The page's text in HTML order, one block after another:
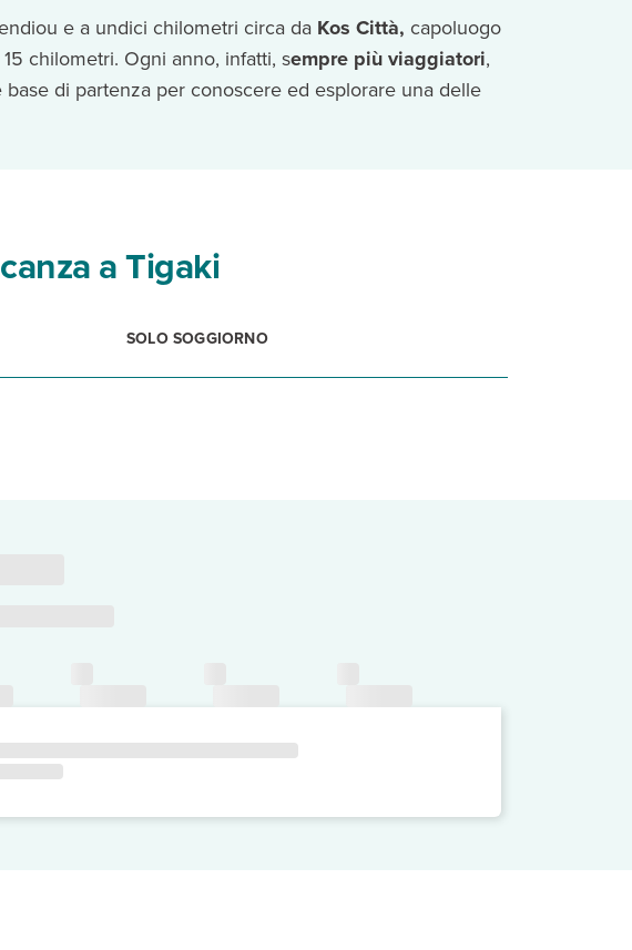
e a undici chilometri circa da Kos Città, capoluogo
chilometri. Ogni anno, infatti, sempre più viaggiatori,
base di partenza per conoscere ed esplorare una delle
a Tigaki
SOLO SOGGIORNO